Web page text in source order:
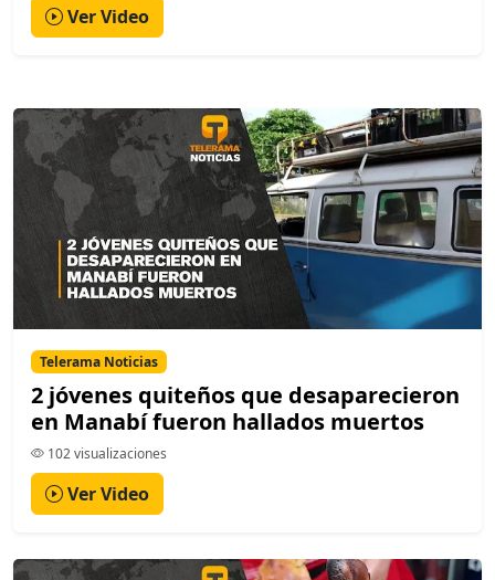
Ver Video
Telerama Noticias
2 jóvenes quiteños que desaparecieron
en Manabí fueron hallados muertos
102 visualizaciones
Ver Video